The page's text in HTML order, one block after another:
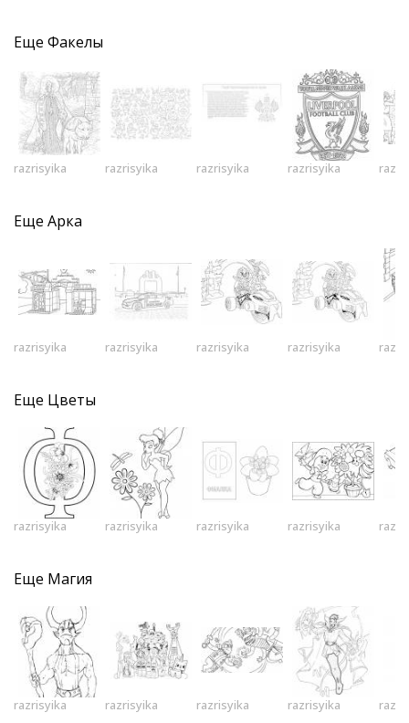
Еще Факелы
razrisyika razrisyika razrisyika razrisyika
Еще Арка
razrisyika razrisyika razrisyika razrisyika
Еще Цветы
razrisyika razrisyika razrisyika razrisyika
Еще Магия
razrisyika razrisyika razrisyika razrisyika